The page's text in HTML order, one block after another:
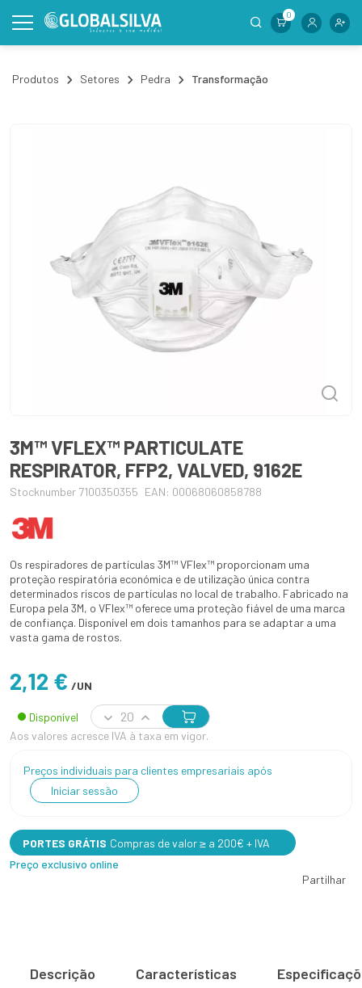
0
Produtos Setores Pedra Transformação
3M™ VFLEX™ PARTICULATE
RESPIRATOR, FFP2, VALVED, 9162E
Stocknumber 7100350355 EAN: 00068060858788
Os respiradores de partículas 3M™ VFlex™ proporcionam uma
proteção respiratória económica e de utilização única contra
determinados riscos de partículas no local de trabalho. Fabricado na
Europa pela 3M, o VFlex™ oferece uma proteção fiável de uma marca
de confiança. Disponível em dois tamanhos para se adaptar a uma
vasta gama de rostos.
2,12 € /UN
Disponível
Aos valores acresce IVA à taxa em vigor.
Preços individuais para clientes empresariais após
Iniciar sessão
PORTES GRÁTIS Compras de valor ≥ a 200€ + IVA
Preço exclusivo online
Partilhar
Descrição Características